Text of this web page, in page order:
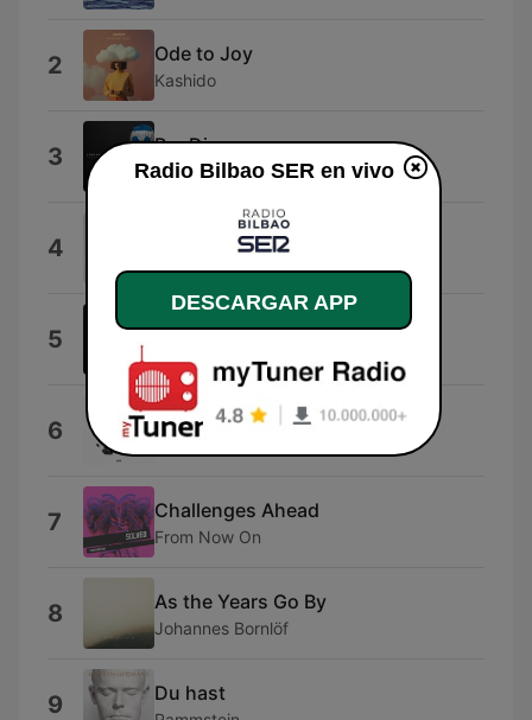
2 Ode to Joy
Kashido
3 Per Diem
Marten Moses
4 Esperando
5 Man of Ice
6 Broken Bones
7 Challenges Ahead
From Now On
8 As the Years Go By
Johannes Bornlöf
9 Du hast
Radio Bilbao SER en vivo
DESCARGAR APP